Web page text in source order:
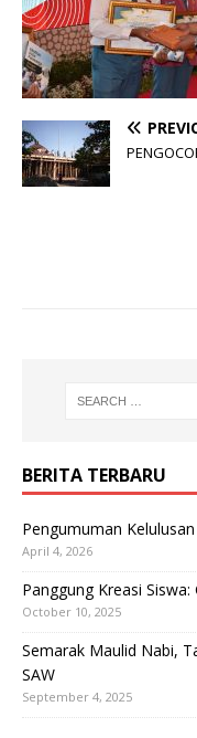
BERITA TERBARU
Pengumuman
April 4, 2026
Panggung Kreasi
October 10, 2025
Semarak Maulid Nabi,
SAW
September 4, 2025